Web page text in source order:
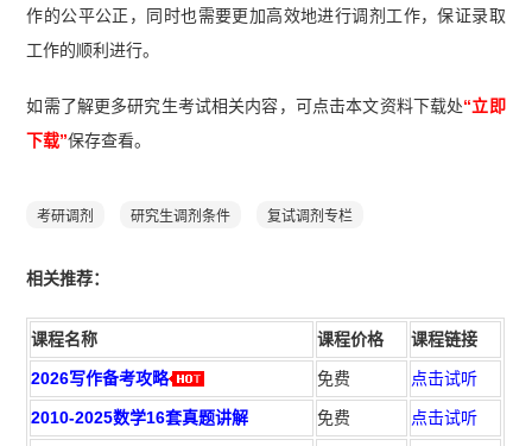
作的公平公正，同时也需要更加高效地进行调剂工作，保证录取
工作的顺利进行。
如需了解更多研究生考试相关内容，可点击本文资料下载处“立即
下载”保存查看。
考研调剂 研究生调剂条件 复试调剂专栏
相关推荐：
课程名称 课程价格 课程链接
2026写作备考攻略 免费 点击试听
2010-2025数学16套真题讲解 免费 点击试听